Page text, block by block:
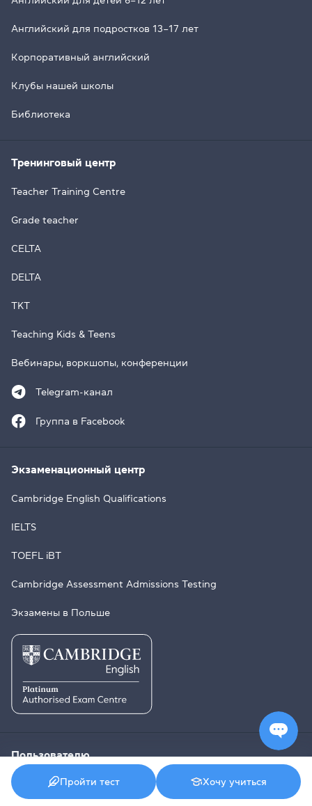
Английский для подростков 13–17 лет
Корпоративный английский
Клубы нашей школы
Библиотека
Тренинговый центр
Teacher Training Centre
Grade teacher
CELTA
DELTA
TKT
Teaching Kids & Teens
Вебинары, воркшопы, конференции
Telegram-канал
Группа в Facebook
Экзаменационный центр
Cambridge English Qualifications
IELTS
TOEFL iBT
Cambridge Assessment Admissions Testing
Экзамены в Польше
Пользователю
Личный кабинет
Пройти тест Хочу учиться